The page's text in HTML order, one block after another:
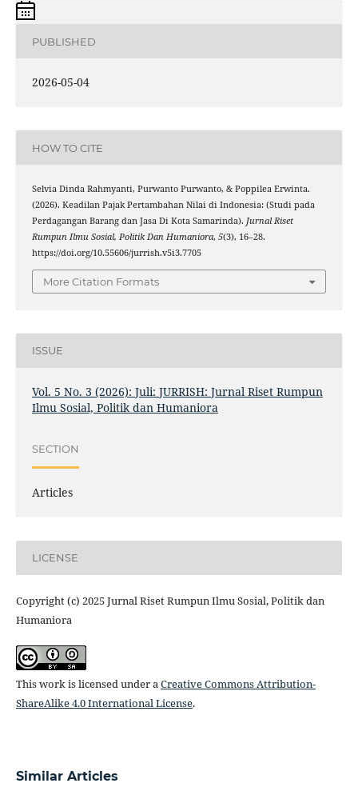
PUBLISHED
2026-05-04
HOW TO CITE
Selvia Dinda Rahmyanti, Purwanto Purwanto, & Poppilea Erwinta.
(2026). Keadilan Pajak Pertambahan Nilai di Indonesia: (Studi pada
Perdagangan Barang dan Jasa Di Kota Samarinda). Jurnal Riset
Rumpun Ilmu Sosial, Politik Dan Humaniora, 5(3), 16–28.
https://doi.org/10.55606/jurrish.v5i3.7705
More Citation Formats
ISSUE
Vol. 5 No. 3 (2026): Juli: JURRISH: Jurnal Riset Rumpun
Ilmu Sosial, Politik dan Humaniora
SECTION
Articles
LICENSE
Copyright (c) 2025 Jurnal Riset Rumpun Ilmu Sosial, Politik dan
Humaniora
This work is licensed under aCreative Commons Attribution-
ShareAlike 4.0 International License.
Similar Articles